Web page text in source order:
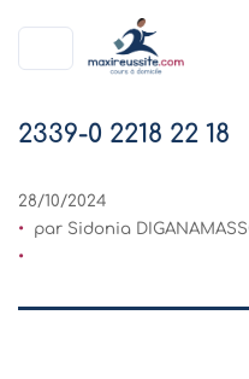
2339-0 2218 22 18
28/10/2024
par Sidonia